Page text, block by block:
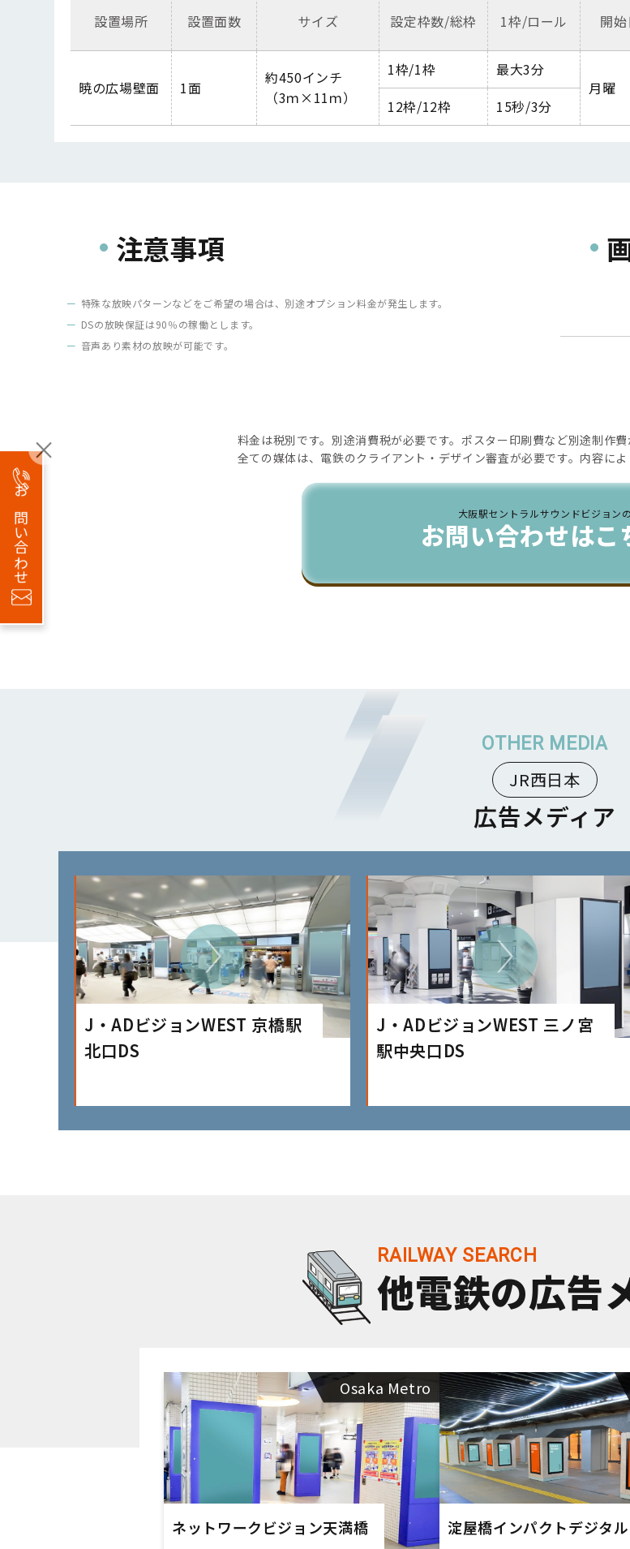
設置場所 設置面数 サイズ 設定枠数/総枠 1枠/ロール 開始
暁の広場壁面 1面
約450インチ
（3ｍ ×11ｍ）
1枠/1枠 最大3分
月曜
12枠/12枠 15秒/3分
注意事項
特殊な放映パターンなどをご希望の場合は、別途オプション料金が発生します。
DSの放映保証は90％の稼働とします。
音声あり素材の放映が可能です。
料金は税別です。別途消費税が必要です。ポスター印刷費など別途制作費
全ての媒体は、電鉄のクライアント・デザイン審査が必要です。内容に
大阪駅セントラルサウンドビジョンの
お問い合わせはこ
JR西日本
広告メディア
J・ADビジョンWEST 京橋駅
北口DS
J・ADビジョンWEST 三ノ宮
駅中央口DS
他電鉄の広告
ネットワークビジョン天満橋
Osaka Metro
淀屋橋インパクトデジタル
お問い合わせ